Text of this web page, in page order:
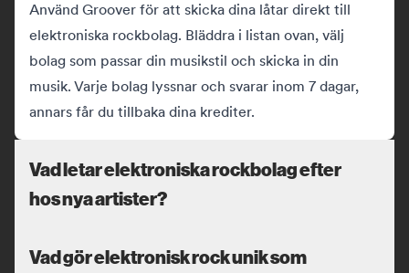
Använd Groover för att skicka dina låtar direkt till
elektroniska rockbolag. Bläddra i listan ovan, välj
bolag som passar din musikstil och skicka in din
musik. Varje bolag lyssnar och svarar inom 7 dagar,
annars får du tillbaka dina krediter.
Vad letar elektroniska rockbolag efter
hos nya artister?
Vad gör elektronisk rock unik som